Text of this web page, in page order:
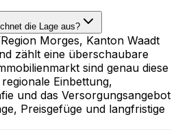
die Lage aus?
Morges, Kanton Waadt
zählt eine überschaubare
sind genau diese
Einbettung,
und das Versorgungsangebot
Preisgefüge und langfristige